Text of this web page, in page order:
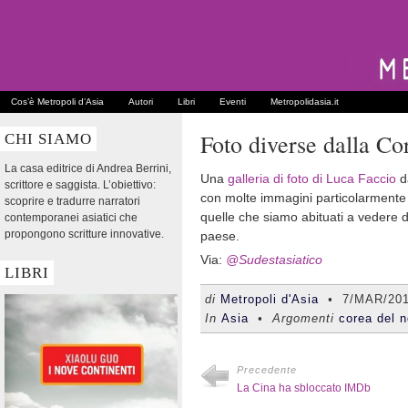
Cos’è Metropoli d’Asia Autori Libri Eventi Metropolidasia.it
CHI SIAMO
La casa editrice di Andrea Berrini,
scrittore e saggista. L’obiettivo:
scoprire e tradurre narratori
contemporanei asiatici che
propongono scritture innovative.
LIBRI
Foto diverse dalla
Una galleria di foto di Luca Faccio
con molte immagini
quelle che siamo abituati a vedere
paese.
Via: @Sudestasiatico
di Metropoli d'Asia • 7/MAR/
In Asia • Argomenti corea del
Precedente
La Cina ha sbloccato IMDb